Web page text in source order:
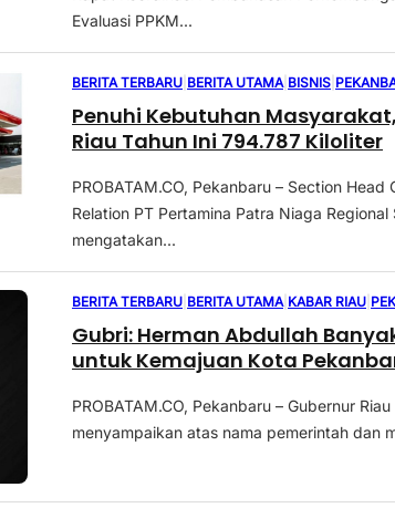
Evaluasi PPKM...
BERITA TERBARU BERITA UTAMA BISNIS
Penuhi Kebutuhan
Riau Tahun Ini 794.787 Kiloliter
PROBATAM.CO, Pekanbaru – Section Head
Relation PT Pertamina Patra Niaga
mengatakan...
BERITA TERBARU BERITA UTAMA KABAR RIAU
Gubri: Herman Abdullah
untuk Kemajuan Kota
PROBATAM.CO, Pekanbaru – Gubernur
menyampaikan atas nama pemerintah dan